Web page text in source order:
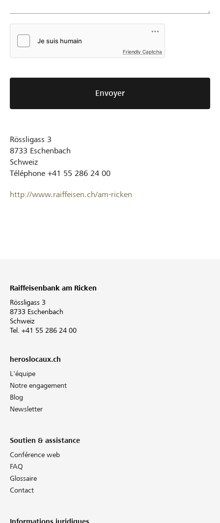
Friendly Captcha
Envoyer
Rössligass 3
8733 Eschenbach
Schweiz
Téléphone +41 55 286 24 00
http://www.raiffeisen.ch/am-ricken
Raiffeisenbank am Ricken
Rössligass 3
8733 Eschenbach
Schweiz
Tel. +41 55 286 24 00
heroslocaux.ch
L'équipe
Notre engagement
Blog
Newsletter
Soutien & assistance
Conférence web
FAQ
Glossaire
Contact
Informations juridiques